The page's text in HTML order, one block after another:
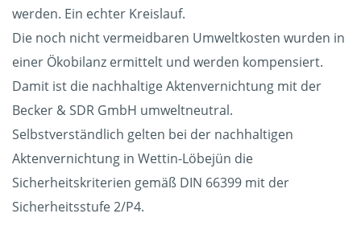
werden. Ein echter Kreislauf.
Die noch nicht vermeidbaren Umweltkosten wurden in
einer Ökobilanz ermittelt und werden kompensiert.
Damit ist die nachhaltige Aktenvernichtung mit der
Becker & SDR GmbH umweltneutral.
Selbstverständlich gelten bei der nachhaltigen
Aktenvernichtung in Wettin-Löbejün die
Sicherheitskriterien gemäß DIN 66399 mit der
Sicherheitsstufe 2/P4.